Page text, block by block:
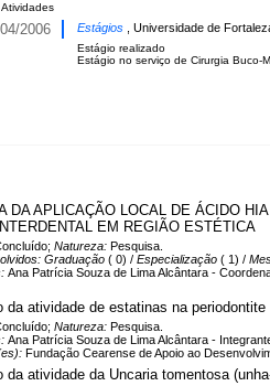
Atividades
2006 Estágios , Universidade de
Estágio realizado
Estágio no serviço de Cirurgia Buco-
DA APLICAÇÃO LOCAL DE ÁCIDO
EM REGIÃO ESTÉTICA
Natureza: Pesquisa.
Graduação ( 0) / Especialização ( 1) /
Ana Patrícia Souza de Lima Alcântara -
da atividade de estatinas na
Natureza: Pesquisa.
Ana Patrícia Souza de Lima Alcântara -
Fundação Cearense de Apoio ao
da atividade da Uncaria tomentosa